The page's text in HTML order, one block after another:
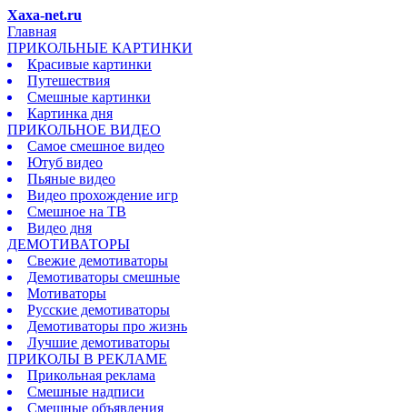
Xaxa-net.ru
Главная
ПРИКОЛЬНЫЕ КАРТИНКИ
Красивые картинки
Путешествия
Смешные картинки
Картинка дня
ПРИКОЛЬНОЕ ВИДЕО
Самое смешное видео
Ютуб видео
Пьяные видео
Видео прохождение игр
Смешное на ТВ
Видео дня
ДЕМОТИВАТОРЫ
Свежие демотиваторы
Демотиваторы смешные
Мотиваторы
Русские демотиваторы
Демотиваторы про жизнь
Лучшие демотиваторы
ПРИКОЛЫ В РЕКЛАМЕ
Прикольная реклама
Смешные надписи
Смешные объявления